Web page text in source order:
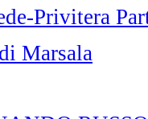
Privitera
Marsala